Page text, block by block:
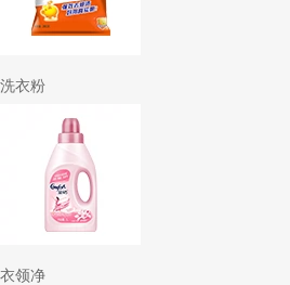
洗衣粉
衣领净